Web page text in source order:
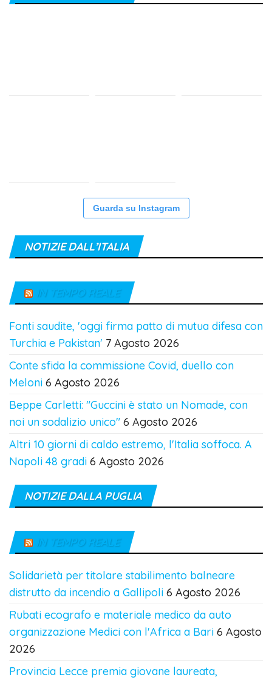
Guarda su Instagram
NOTIZIE DALL’ITALIA
IN TEMPO REALE
Fonti saudite, 'oggi firma patto di mutua difesa con
Turchia e Pakistan' 7 Agosto 2026
Conte sfida la commissione Covid, duello con
Meloni 6 Agosto 2026
Beppe Carletti: "Guccini è stato un Nomade, con
noi un sodalizio unico" 6 Agosto 2026
Altri 10 giorni di caldo estremo, l'Italia soffoca. A
Napoli 48 gradi 6 Agosto 2026
NOTIZIE DALLA PUGLIA
IN TEMPO REALE
Solidarietà per titolare stabilimento balneare
distrutto da incendio a Gallipoli 6 Agosto 2026
Rubati ecografo e materiale medico da auto
organizzazione Medici con l'Africa a Bari 6 Agosto
2026
Provincia Lecce premia giovane laureata,